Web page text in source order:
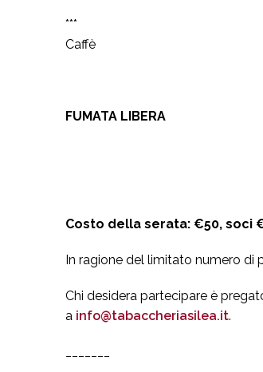
***
Caffè
FUMATA LIBERA
Costo della serata: €50, soci
In ragione del limitato numero di
Chi desidera partecipare è
a info@tabaccheriasilea.it.
DOSSON DI CASIER -
Osteria Alla Pasina s.n.c. di Pasin
Tel